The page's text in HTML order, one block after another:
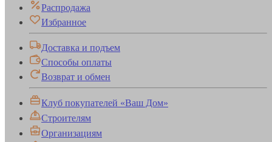
Распродажа
Избранное
Доставка и подъем
Способы оплаты
Возврат и обмен
Клуб покупателей «Ваш Дом»
Строителям
Организациям